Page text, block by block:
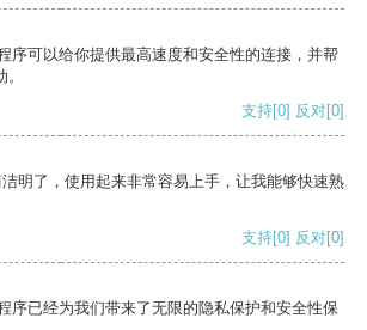
序可以给你提供最高速度和安全性的连接，并帮
支持[0] 反对[0]
明了，使用起来非常容易上手，让我能够快速熟
支持[0] 反对[0]
序已经为我们带来了无限的隐私保护和安全性保